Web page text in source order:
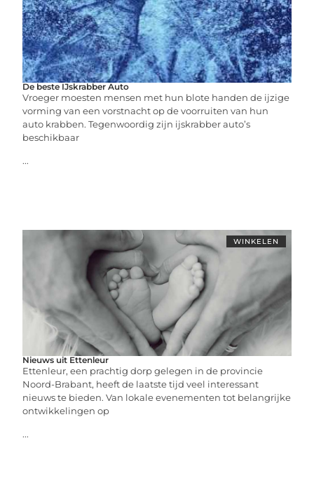
De beste IJskrabber Auto
Vroeger moesten mensen met hun blote handen de ijzige
vorming van een vorstnacht op de voorruiten van hun
auto krabben. Tegenwoordig zijn ijskrabber auto’s
beschikbaar
...
WINKELEN
Nieuws uit Ettenleur
Ettenleur, een prachtig dorp gelegen in de provincie
Noord-Brabant, heeft de laatste tijd veel interessant
nieuws te bieden. Van lokale evenementen tot belangrijke
ontwikkelingen op
...